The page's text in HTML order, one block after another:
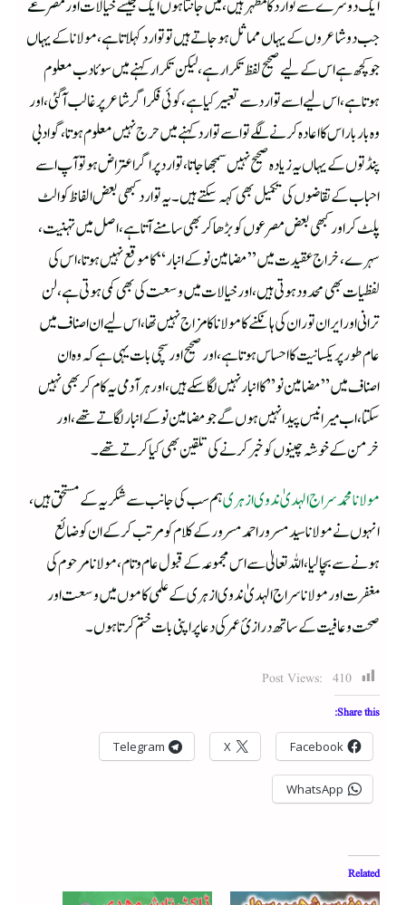
ایک دوسرے سے تو ارد کا مظہر ہیں، میں جانتا ہوں ایک جیسے خیالات اور مصرعے
جب دو شاعروں کے یہاں مماثل ہو جاتے ہیں تو توارد کہلاتا ہے، مولانا کے یہاں
جو کچھ ہے اس کے لیے صحیح لفظ تکرار ہے، لیکن تکرار کہنے میں سوئادب معلوم
ہوتا ہے، اس لیے اسے توارد سے تعبیر کیا ہے، کوئی فکر اگر شاعر پر غالب آگئی، اور
وہ بار بار اس کا اعادہ کرنے لگے تو اسے توارد کہنے میں حرج نہیں معلوم ہوتا، گوا دبی
پنڈتوں کے یہاں یہ زیادہ صحیح نہیں سمجھاجاتا، توارد پر اگر اعتراض ہو تو آپ اسے
احباب کے تقاضوں کی تکمیل بھی کہہ سکتے ہیں۔ یہ توارد کبھی بعض الفاظ کو الٹ
پلٹ کر اور کبھی بعض مصرعوں کو بڑھا کر بھی سامنے آتا ہے، اصل میں تہنیت،
سہرے، خراج عقیدت میں ”مضامین نو کے انبار“ کا موقع نہیں ہوتا، اس کی
لفظیات بھی محدود ہوتی ہیں، اور خیالات میں وسعت کی بھی کمی ہوتی ہے، لن
ترانی اور ایران توران کی ہانکنے کا مولانا کا مزاج نہیں تھا، اس لیے ان اصناف میں
عام طور پر یکسانیت کا احساس ہوتا ہے، اور صحیح اور سچی بات یہی ہے کہ وہ ان
اصناف میں ” مضامین نو” کا انبار نہیں لگا سکے ہیں، اور ہر آدمی یہ کام کر بھی نہیں
سکتا، اب میرانیس پیدا نہیں ہوں گے جو مضامین نو کے انبار لگا تے تھے، اور
خرمن کے خوشہ چینوں کو خبر کرنے کی تلقین بھی کیا کرتے تھے۔
مولانا محمد سراج الہدیٰ ندوی ازہریہم سب کی جانب سے شکر یہ کے مستحق ہیں،
انہوں نے مولاناسید مسرور احمد مسرور کے کلام کو مرتب کرکے ان کو ضائع
ہونے سے بچالیا، اللہ تعالیٰ سے اس مجموعہ کے قبول عام وتام،مولانا مرحوم کی
مغفرت اورمولانا سراج الہدیٰ ندوی ازہری کے علمی کاموں میں وسعت اور
صحت وعافیت کے ساتھ درازئ عمر کی دعا پر اپنی بات ختم کرتا ہوں۔
Post Views: 410
Share this:
Facebook
X
Telegram
WhatsApp
Related